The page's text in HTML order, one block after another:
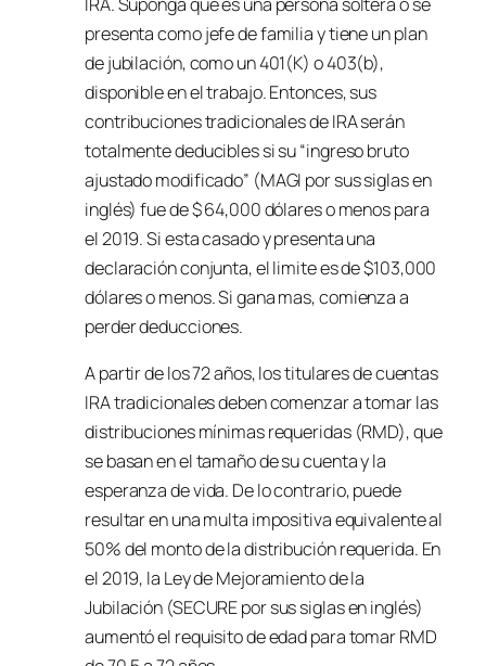
presenta como jefe de familia y tiene un plan
de jubilación, como un 401(K) o 403(b),
disponible en el trabajo. Entonces, sus
contribuciones tradicionales de IRA serán
totalmente deducibles si su “ingreso bruto
ajustado modificado” (MAGI por sus siglas en
inglés) fue de $ 64,000 dólares o menos para
el 2019. Si esta casado y presenta una
declaración conjunta, el limite es de $103,000
dólares o menos. Si gana mas, comienza a
perder deducciones.
A partir de los 72 años, los titulares de cuentas
IRA tradicionales deben comenzar a tomar las
distribuciones mínimas requeridas (RMD), que
se basan en el tamaño de su cuenta y la
esperanza de vida. De lo contrario, puede
resultar en una multa impositiva equivalente al
50% del monto de la distribución requerida. En
el 2019, la Ley de Mejoramiento de la
Jubilación (SECURE por sus siglas en inglés)
aumentó el requisito de edad para tomar RMD